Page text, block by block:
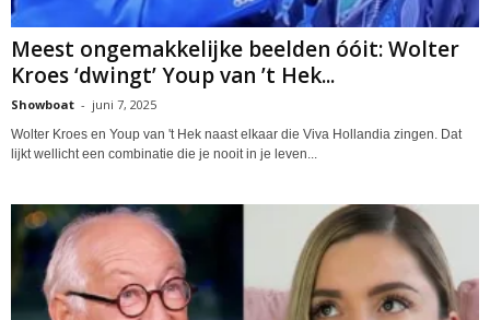
Meest ongemakkelijke beelden óóit: Wolter
Kroes ‘dwingt’ Youp van ’t Hek...
Showboat - juni 7, 2025
Wolter Kroes en Youp van 't Hek naast elkaar die Viva Hollandia zingen. Dat
lijkt wellicht een combinatie die je nooit in je leven...